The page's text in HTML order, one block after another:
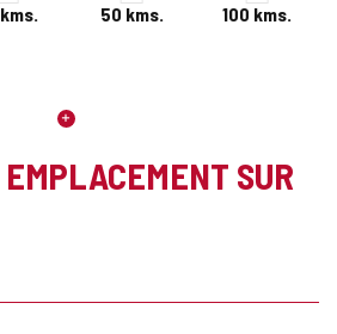
kms. 50 kms. 100 kms.
EMPLACEMENT SUR